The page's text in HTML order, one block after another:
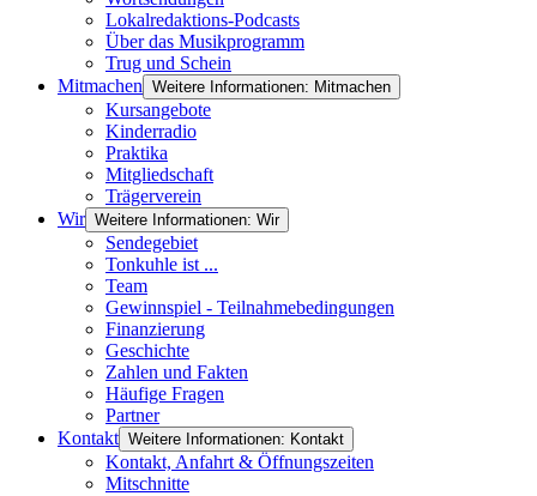
Lokalredaktions-Podcasts
Über das Musikprogramm
Trug und Schein
Mitmachen Weitere Informationen: Mitmachen
Kursangebote
Kinderradio
Praktika
Mitgliedschaft
Trägerverein
Wir Weitere Informationen: Wir
Sendegebiet
Tonkuhle ist ...
Team
Gewinnspiel - Teilnahmebedingungen
Finanzierung
Geschichte
Zahlen und Fakten
Häufige Fragen
Partner
Kontakt Weitere Informationen: Kontakt
Kontakt, Anfahrt & Öffnungszeiten
Mitschnitte